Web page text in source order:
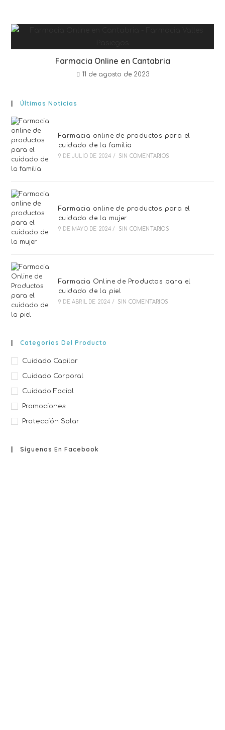
Farmacia Online en Cantabria
11 de agosto de 2023
Últimas Noticias
Farmacia online de productos para el
cuidado de la familia
9 DE JULIO DE 2024 / SIN COMENTARIOS
Farmacia online de productos para el
cuidado de la mujer
9 DE MAYO DE 2024 / SIN COMENTARIOS
Farmacia Online de Productos para el
cuidado de la piel
9 DE ABRIL DE 2024 / SIN COMENTARIOS
Categorías Del Producto
Cuidado Capilar
Cuidado Corporal
Cuidado Facial
Promociones
Protección Solar
Síguenos En Facebook